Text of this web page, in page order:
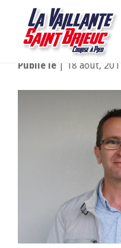
Rochais
Publié le | 18 août,